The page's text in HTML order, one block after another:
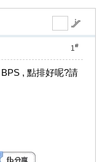
1#
, 點排好呢?請